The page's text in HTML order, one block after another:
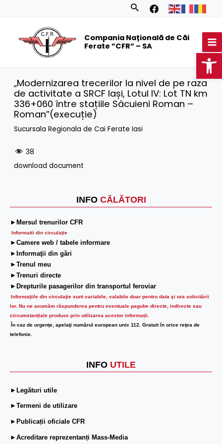
Search
Compania Națională de Căi
Ferate ”CFR” – SA
INFO CĂLĂTORI
►Mersul trenurilor CFR
Informatii din circulaţie
►Camere web / tabele informare
►Informaţii din gări
►Trenul meu
►Trenuri directe
►Drepturile pasagerilor din transportul feroviar
Informaţiile din circulaţie sunt variabile, valabile doar pentru data şi ora solicitării
lor. Nu ne asumăm răspunderea pentru eventuale pagube directe, indirecte sau
circumstanțiale produse prin utilizarea acestor informații.
În caz de urgenţe, apelaţi numărul european unic 112. Gratuit în orice reţea de
telefonie.
INFO UTILE
►Legături utile
►Termeni de utilizare
►Publicații oficiale CFR
►Acreditare reprezentanți Mass-Media
„Modernizarea trecerilor la nivel de pe raza
de activitate a SRCF Iași, Lotul IV: Lot TN km
336+060 între stațiile Săcuieni Roman –
Roman”(execuție)
Sucursala Regionala de Cai Ferate Iasi
38
download document